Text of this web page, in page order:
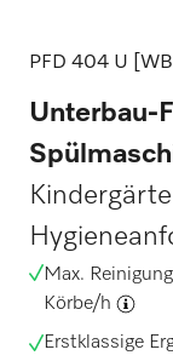
PFD 404 U [WB
Unterbau-
Max.
Körbe/h
Erstklassige